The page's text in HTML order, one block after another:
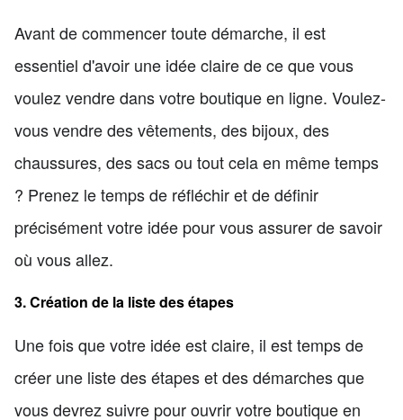
Avant de commencer toute démarche, il est
essentiel d'avoir une idée claire de ce que vous
voulez vendre dans votre boutique en ligne. Voulez-
vous vendre des vêtements, des bijoux, des
chaussures, des sacs ou tout cela en même temps
? Prenez le temps de réfléchir et de définir
précisément votre idée pour vous assurer de savoir
où vous allez.
3. Création de la liste des étapes
Une fois que votre idée est claire, il est temps de
créer une liste des étapes et des démarches que
vous devrez suivre pour ouvrir votre boutique en